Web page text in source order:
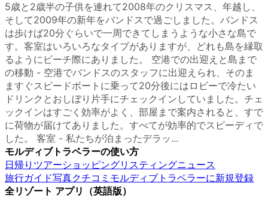
5歳と2歳半の子供を連れて2008年のクリスマス、年越し、
そして2009年の新年をバンドスで過ごしました。バンドス
は歩けば20分ぐらいで一周できてしまうような小さな島で
す。客室はいろいろなタイプがありますが、どれも島を縁取
るようにビーチ際にありました。 空港での出迎えと島まで
の移動 - 空港でバンドスのスタッフに出迎えられ、そのま
ますぐスピードボートに乗って20分後にはロビーで冷たい
ドリンクとおしぼり片手にチェックインしていました。チェ
ックインはすごく効率がよく、部屋まで案内されると、すで
に荷物が届けてありました。すべてが効率的でスピーディで
した。 客室 - 私たちが泊まったデラッ...
モルディブトラベラーの使い方
日帰りツアーショッピングリスティングニュース
旅行ガイド写真クチコミ モルディブトラベラーに新規登録
全リゾート アプリ（英語版）